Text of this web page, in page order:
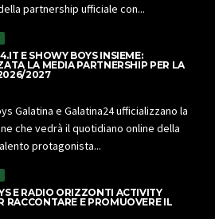
partnership ufficiale con...
E SHOWY BOYS INSIEME:
LA MEDIA PARTNERSHIP PER LA
2027
Galatina e Galatina24 ufficializzano la
che vedrà il quotidiano online della
protagonista...
E RADIO ORIZZONTI ACTIVITY
RACCONTARE E PROMUOVERE IL